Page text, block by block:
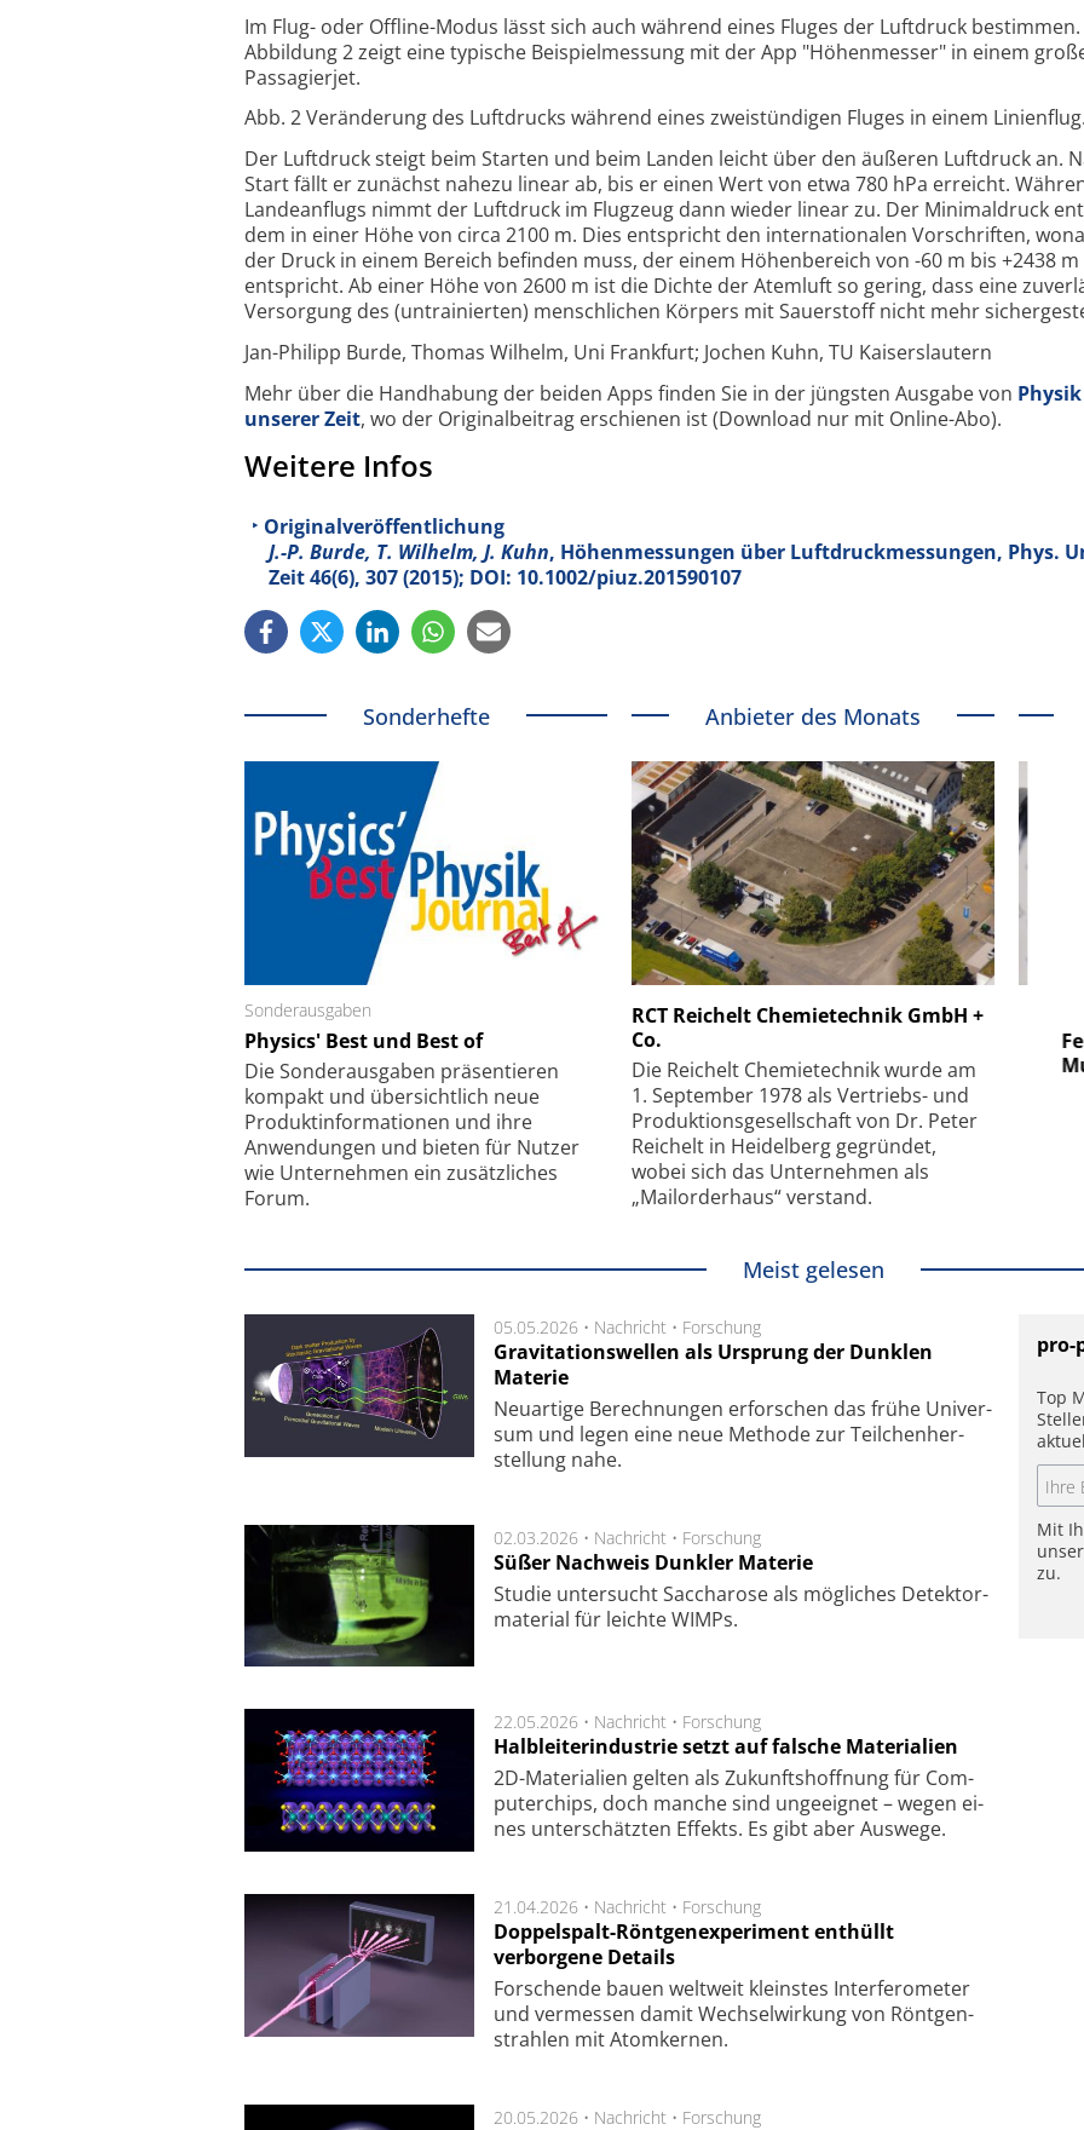
Im Flug- oder Offline-Modus lässt sich auch während eines Fluges der Luftdruck bestimmen.
Abbildung 2 zeigt eine typische Beispielmessung mit der App "Höhenmesser" in einem
Passagierjet.
Abb. 2 Veränderung des Luftdrucks während eines zweistündigen Fluges in einem Linienflug.
Der Luftdruck steigt beim Starten und beim Landen leicht über den äußeren Luftdruck an.
Start fällt er zunächst nahezu linear ab, bis er einen Wert von etwa 780 hPa erreicht.
Landeanflugs nimmt der Luftdruck im Flugzeug dann wieder linear zu. Der Minimaldruck
dem in einer Höhe von circa 2100 m. Dies entspricht den internationalen Vorschriften,
der Druck in einem Bereich befinden muss, der einem Höhenbereich von -60 m bis +2438 m
entspricht. Ab einer Höhe von 2600 m ist die Dichte der Atemluft so gering, dass eine
Versorgung des (untrainierten) menschlichen Körpers mit Sauerstoff nicht mehr
Jan-Philipp Burde, Thomas Wilhelm, Uni Frankfurt; Jochen Kuhn, TU Kaiserslautern
Mehr über die Handhabung der beiden Apps finden Sie in der jüngsten Ausgabe von
unserer Zeit, wo der Originalbeitrag erschienen ist (Download nur mit Online-Abo).
Weitere Infos
Originalveröffentlichung
J.-P. Burde, T. Wilhelm, J. Kuhn, Höhenmessungen über Luftdruckmessungen, Phys.
Zeit46(6), 307 (2015); DOI: 10.1002/piuz.201590107
Sonderhefte
Sonderausgaben
Physics' Best und Best of
Die Sonder­ausgaben präsentieren
kompakt und übersichtlich neue
Produkt­informationen und ihre
Anwendungen und bieten für Nutzer
wie Unternehmen ein zusätzliches
Forum.
Anbieter des Monats
RCT Reichelt Chemietechnik GmbH +
Co.
Die Reichelt Chemietechnik wurde am
1. September 1978 als Vertriebs- und
Produktionsgesellschaft von Dr. Peter
Reichelt in Heidelberg gegründet,
wobei sich das Unternehmen als
„Mailorderhaus“ verstand.
Faserkoppler mit Super-
Feinfokussierungsmechanismus
SmarAct GmbH
kleinstem Raum
Meist gelesen
05.05.2026 • Nachricht • Forschung
Gravitationswellen als Ursprung der Dunklen
Materie
Neu­artige Be­rech­nung­en er­for­schen das frü­he Uni­ver­
sum und legen eine neue Me­tho­de zur Teil­chen­her­
stel­lung nahe.
02.03.2026 • Nachricht • Forschung
Süßer Nachweis Dunkler Materie
Studie unter­sucht Saccha­ro­se als mög­li­ches De­tek­tor­
ma­te­rial für leich­te WIMPs.
22.05.2026 • Nachricht • Forschung
Halbleiterindustrie setzt auf falsche Materialien
2D-Mate­ri­a­li­en gel­ten als Zu­kunfts­hoff­nung für Com­
pu­ter­chips, doch man­che sind un­ge­eig­net – we­gen ei­
nes un­ter­schätz­ten Ef­fekts. Es gibt aber Aus­we­ge.
21.04.2026 • Nachricht • Forschung
Doppelspalt-Röntgenexperiment enthüllt
verborgene Details
For­schen­de bau­en welt­weit kleins­tes In­ter­fe­ro­me­ter
und ver­mes­sen da­mit Wech­sel­wir­kung von Rönt­gen­
strah­len mit Atom­ker­nen.
20.05.2026 • Nachricht • Forschung
pro-
Top
Mit
zu.